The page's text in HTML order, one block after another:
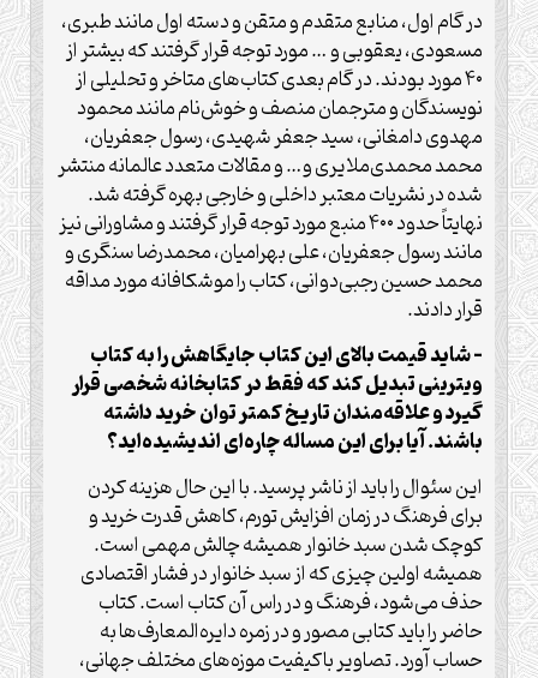
در گام اول، منابع متقدم و متقن و دسته اول مانند طبری،
مسعودی، یعقوبی و … مورد توجه قرار گرفتند که بیشتر از
۴۰ مورد بودند. در گام بعدی کتاب‌های متاخر و تحلیلی از
نویسندگان و مترجمان منصف و خوش‌نام مانند محمود
مهدوی دامغانی، سید جعفر شهیدی، رسول جعفریان،
محمد محمدی‌ملایری و… و مقالات متعدد عالمانه منتشر
شده در نشریات معتبر داخلی و خارجی بهره گرفته شد.
نهایتاً حدود ۴۰۰ منبع مورد توجه قرار گرفتند و مشاورانی نیز
مانند رسول جعفریان، علی بهرامیان، محمدرضا سنگری و
محمد حسین رجبی‌دوانی، کتاب را موشکافانه مورد مداقه
قرار دادند.
– شاید قیمت بالای این کتاب جایگاهش را به کتاب
ویترینی تبدیل کند که فقط در کتابخانه شخصی قرار
گیرد و علاقه‌مندان تاریخ کمتر توان خرید داشته
باشند. آیا برای این مساله چاره‌ای اندیشیده‌اید؟
این سئوال را باید از ناشر پرسید. با این حال هزینه کردن
برای فرهنگ در زمان افزایش تورم، کاهش قدرت خرید و
کوچک شدن سبد خانوار همیشه چالش مهمی است.
همیشه اولین چیزی که از سبد خانوار در فشار اقتصادی
حذف می‌شود، فرهنگ و در راس آن کتاب است. کتاب
حاضر را باید کتابی مصور و در زمره دایره‌المعارف‌ها به
حساب آورد. تصاویر باکیفیت موزه‌های مختلف جهانی،